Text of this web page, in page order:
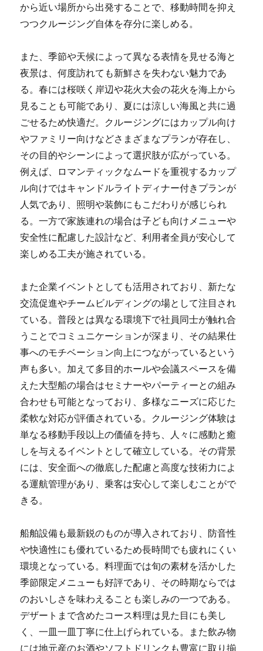
から近い場所から出発することで、移動時間を抑え
つつクルージング自体を存分に楽しめる。
また、季節や天候によって異なる表情を見せる海と
夜景は、何度訪れても新鮮さを失わない魅力であ
る。春には桜咲く岸辺や花火大会の花火を海上から
見ることも可能であり、夏には涼しい海風と共に過
ごせるため快適だ。クルージングにはカップル向け
やファミリー向けなどさまざまなプランが存在し、
その目的やシーンによって選択肢が広がっている。
例えば、ロマンティックなムードを重視するカップ
ル向けではキャンドルライトディナー付きプランが
人気であり、照明や装飾にもこだわりが感じられ
る。一方で家族連れの場合は子ども向けメニューや
安全性に配慮した設計など、利用者全員が安心して
楽しめる工夫が施されている。
また企業イベントとしても活用されており、新たな
交流促進やチームビルディングの場として注目され
ている。普段とは異なる環境下で社員同士が触れ合
うことでコミュニケーションが深まり、その結果仕
事へのモチベーション向上につながっているという
声も多い。加えて多目的ホールや会議スペースを備
えた大型船の場合はセミナーやパーティーとの組み
合わせも可能となっており、多様なニーズに応じた
柔軟な対応が評価されている。クルージング体験は
単なる移動手段以上の価値を持ち、人々に感動と癒
しを与えるイベントとして確立している。その背景
には、安全面への徹底した配慮と高度な技術力によ
る運航管理があり、乗客は安心して楽しむことがで
きる。
船舶設備も最新鋭のものが導入されており、防音性
や快適性にも優れているため長時間でも疲れにくい
環境となっている。料理面では旬の素材を活かした
季節限定メニューも好評であり、その時期ならでは
のおいしさを味わえることも楽しみの一つである。
デザートまで含めたコース料理は見た目にも美し
く、一皿一皿丁寧に仕上げられている。また飲み物
には地元産のお酒やソフトドリンクも豊富に取り揃